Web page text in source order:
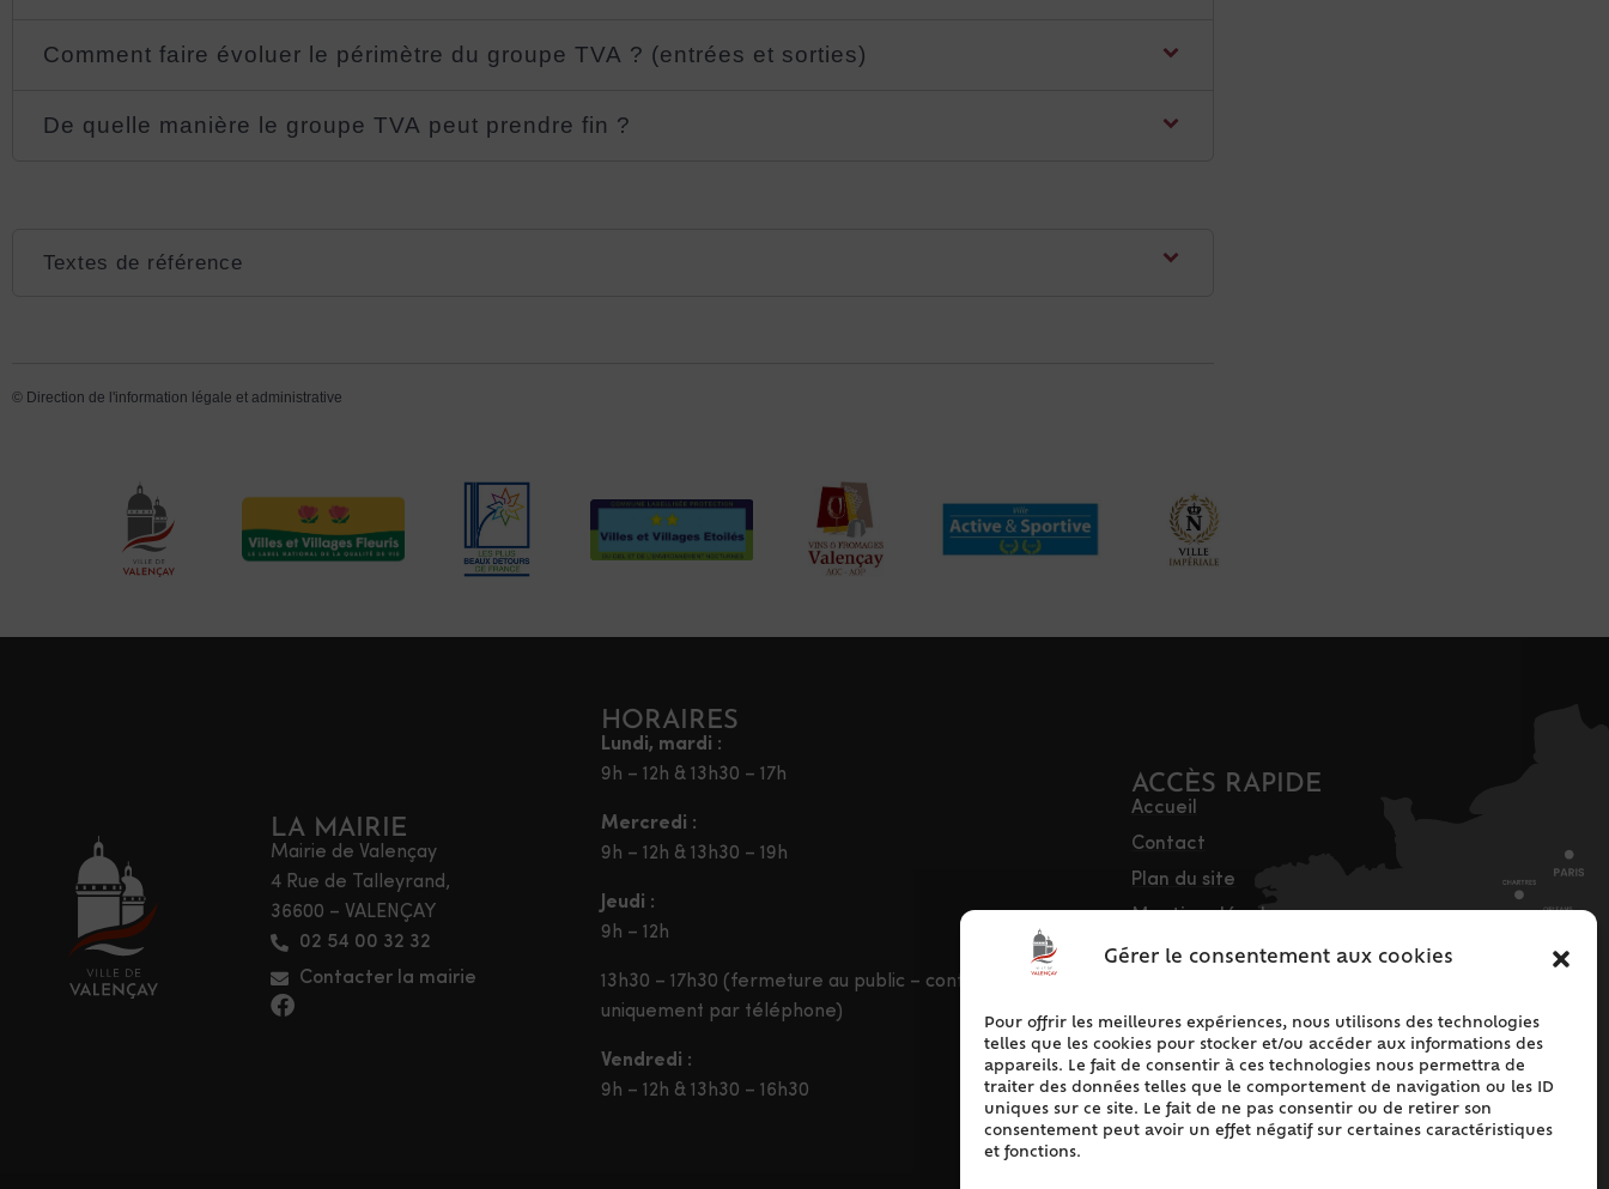
Gérer le consentement aux cookies
Pour offrir les meilleures expériences, nous utilisons des technologies
telles que les cookies pour stocker et/ou accéder aux informations des
appareils. Le fait de consentir à ces technologies nous permettra de
traiter des données telles que le comportement de navigation ou les ID
uniques sur ce site. Le fait de ne pas consentir ou de retirer son
consentement peut avoir un effet négatif sur certaines caractéristiques
et fonctions.
Comment faire évoluer le périmètre du groupe TVA ? (entrées et sorties)
De quelle manière le groupe TVA peut prendre fin ?
Textes de référence
© Direction de l'information légale et administrative
LA MAIRIE
Mairie de Valençay
4 Rue de Talleyrand,
36600 – VALENÇAY
02 54 00 32 32
Contacter la mairie
HORAIRES
Lundi, mardi :
9h – 12h & 13h30 – 17h
Mercredi :
9h – 12h & 13h30 – 19h
Jeudi :
9h – 12h
13h30 – 17h30 (fermeture au public – contact
uniquement par téléphone)
Vendredi :
9h – 12h & 13h30 – 16h30
ACCÈS RAPIDE
Accueil
Contact
Plan du site
Mentions légales
Traitement des
Politique de cookies
(UE)